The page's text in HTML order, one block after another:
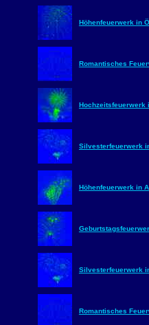
Höhenfeuerwerk in
Romantisches
Hochzeitsfeuerwerk
Silvesterfeuerwerk
Höhenfeuerwerk in
Silvesterfeuerwerk
Romantisches